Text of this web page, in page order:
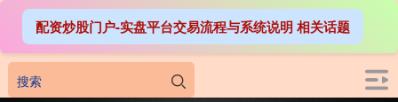
配资炒股门户-实盘平台交易流程与系统说明 相关话题